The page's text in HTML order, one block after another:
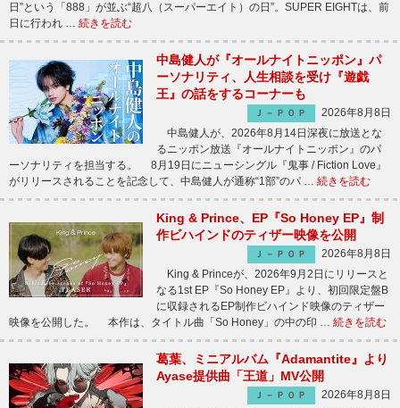
日”という「888」が並ぶ“超八（スーパーエイト）の日”。SUPER EIGHTは、前
日に行われ … 続きを読む
中島健人が『オールナイトニッポン』パ
ーソナリティ、人生相談を受け『遊戯
王』の話をするコーナーも
Ｊ－ＰＯＰ
2026年8月8日
中島健人が、2026年8月14日深夜に放送とな
るニッポン放送『オールナイトニッポン』のパ
ーソナリティを担当する。 8月19日にニューシングル『鬼事 / Fiction Love』
がリリースされることを記念して、中島健人が通称“1部”のパ … 続きを読む
King & Prince、EP『So Honey EP』制
作ビハインドのティザー映像を公開
Ｊ－ＰＯＰ
2026年8月8日
King & Princeが、2026年9月2日にリリースと
なる1st EP『So Honey EP』より、初回限定盤B
に収録されるEP制作ビハインド映像のティザー
映像を公開した。 本作は、タイトル曲「So Honey」の中の印 … 続きを読む
葛葉、ミニアルバム『Adamantite』より
Ayase提供曲「王道」MV公開
Ｊ－ＰＯＰ
2026年8月8日